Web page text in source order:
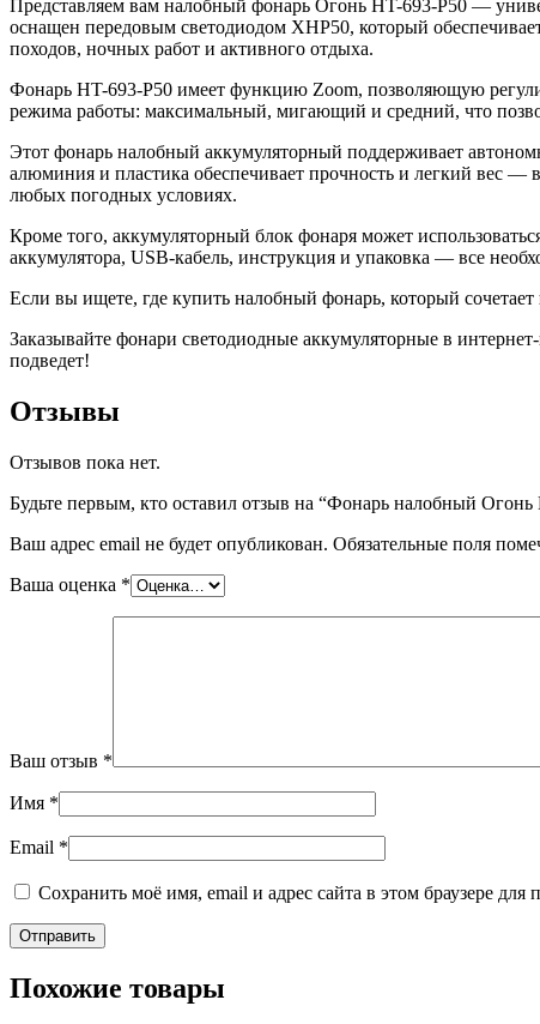
Представляем вам налобный фонарь Огонь HT-693-P50 —
оснащен передовым светодиодом XHP50, который
походов, ночных работ и активного отдыха.
Фонарь HT-693-P50 имеет функцию Zoom, позволяющую
режима работы: максимальный, мигающий и средний, что
Этот фонарь налобный аккумуляторный поддерживает
алюминия и пластика обеспечивает прочность и легкий вес —
любых погодных условиях.
Кроме того, аккумуляторный блок фонаря может
аккумулятора, USB-кабель, инструкция и упаковка — все
Если вы ищете, где купить налобный фонарь, который
Заказывайте фонари светодиодные аккумуляторные в
подведет!
Отзывы
Отзывов пока нет.
Будьте первым, кто оставил отзыв на “Фонарь налобный Огонь
Ваш адрес email не будет опубликован. Обязательные поля
Ваша оценка *
Ваш отзыв *
Имя *
Email *
Сохранить моё имя, email и адрес сайта в этом браузере
Похожие товары